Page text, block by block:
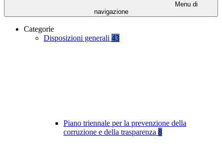
Menu di
navigazione
Categorie
Disposizioni generali 43
Piano triennale per la prevenzione della
corruzione e della trasparenza 8